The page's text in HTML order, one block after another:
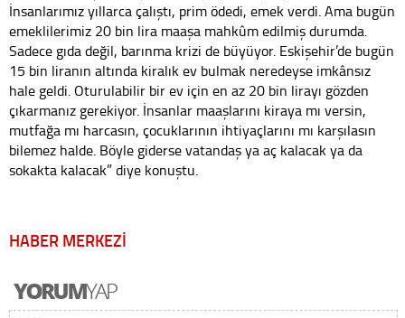
İnsanlarımız yıllarca çalıştı, prim ödedi, emek verdi. Ama bugün
emeklilerimiz 20 bin lira maaşa mahkûm edilmiş durumda.
Sadece gıda değil, barınma krizi de büyüyor. Eskişehir’de bugün
15 bin liranın altında kiralık ev bulmak neredeyse imkânsız
hale geldi. Oturulabilir bir ev için en az 20 bin lirayı gözden
çıkarmanız gerekiyor. İnsanlar maaşlarını kiraya mı versin,
mutfağa mı harcasın, çocuklarının ihtiyaçlarını mı karşılasın
bilemez halde. Böyle giderse vatandaş ya aç kalacak ya da
sokakta kalacak” diye konuştu.
HABER MERKEZİ